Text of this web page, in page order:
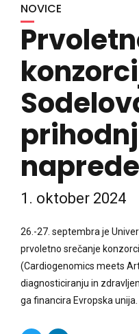
NOVICE
1. oktober 2024
26.-27. septembra je
prvoletno srečanje
(Cardiogenomics meets
diagnosticiranju in
ga financira Evropska unija.